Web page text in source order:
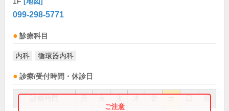
099-298-5771
診療科目
内科 循環器内科
診療/受付時間・休診日
祝